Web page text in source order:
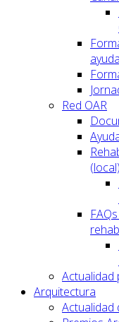
Red OAR
(local)
Actualidad
Arquitectura
Actualidad